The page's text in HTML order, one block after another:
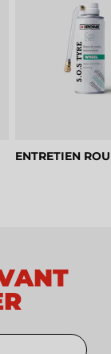
ENTRETIEN